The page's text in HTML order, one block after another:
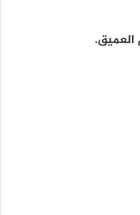
العميق.